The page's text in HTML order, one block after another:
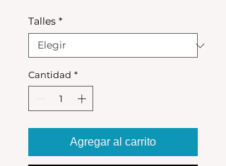
Talles *
Cantidad *
Agregar al carrito